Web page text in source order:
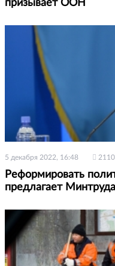
призывает ООН
5 декабря 2022, 16:48 2110
Реформировать
предлагает Минтруда